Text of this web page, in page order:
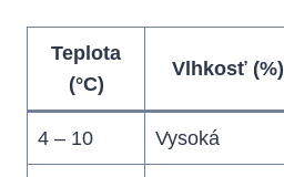
Teplota
(°C)
Vlhkosť (%)
4 – 10 Vysoká